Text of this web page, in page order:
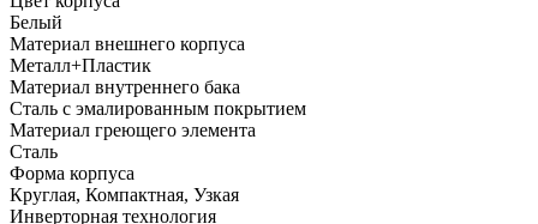
Белый
Материал внешнего корпуса
Металл+Пластик
Материал внутреннего бака
Сталь с эмалированным покрытием
Материал греющего элемента
Сталь
Форма корпуса
Круглая, Компактная, Узкая
Инверторная технология